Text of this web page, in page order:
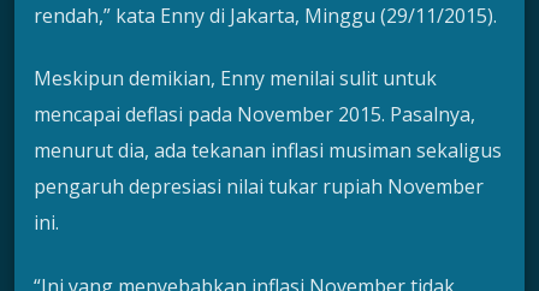
rendah,” kata Enny di Jakarta, Minggu (29/11/2015).
Meskipun demikian, Enny menilai sulit untuk
mencapai deflasi pada November 2015. Pasalnya,
menurut dia, ada tekanan inflasi musiman sekaligus
pengaruh depresiasi nilai tukar rupiah November
ini.